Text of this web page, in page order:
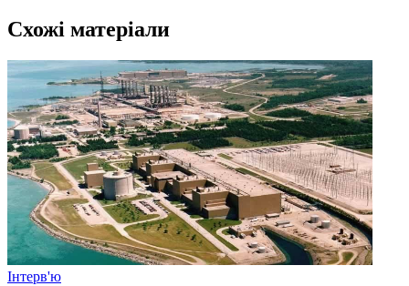
Схожі матеріали
Інтерв'ю